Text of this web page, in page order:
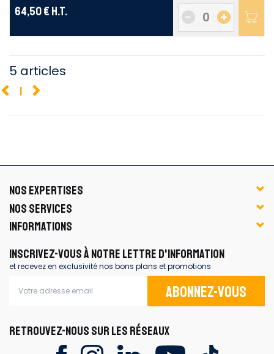
64,50 € H.T. +
-
5 articles
1
NOS EXPERTISES
NOS SERVICES
INFORMATIONS
INSCRIVEZ-VOUS À NOTRE LETTRE D'INFORMATION
et recevez en exclusivité nos bons plans et promotions
Abonnez-vous
RETROUVEZ-NOUS SUR LES RÉSEAUX